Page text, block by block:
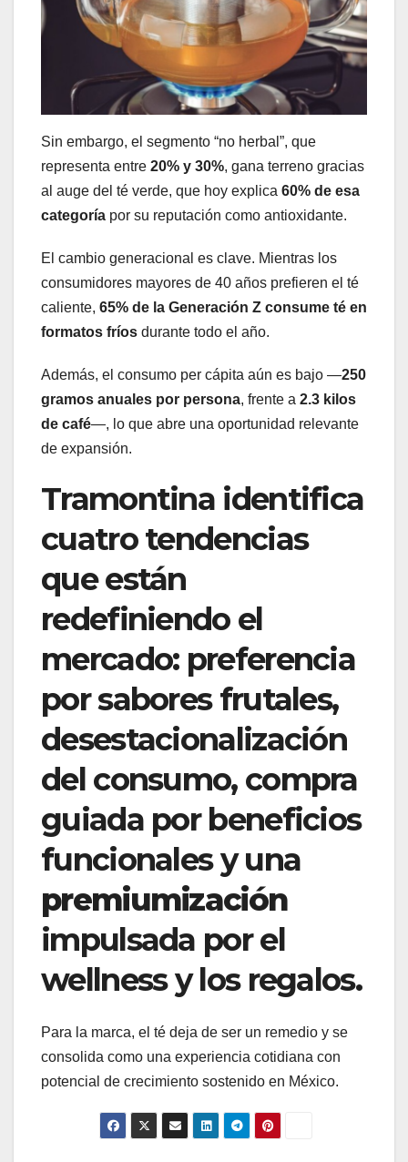
Sin embargo, el segmento “no herbal”, que
representa entre 20% y 30%, gana terreno gracias
al auge del té verde, que hoy explica 60% de esa
categoría por su reputación como antioxidante.
El cambio generacional es clave. Mientras los
consumidores mayores de 40 años prefieren el té
caliente, 65% de la Generación Z consume té en
formatos fríos durante todo el año.
Además, el consumo per cápita aún es bajo —250
gramos anuales por persona, frente a 2.3 kilos
de café—, lo que abre una oportunidad relevante
de expansión.
Tramontina identifica
cuatro tendencias
que están
redefiniendo el
mercado: preferencia
por sabores frutales,
desestacionalización
del consumo, compra
guiada por beneficios
funcionales y una
premiumización
impulsada por el
wellness y los regalos.
Para la marca, el té deja de ser un remedio y se
consolida como una experiencia cotidiana con
potencial de crecimiento sostenido en México.